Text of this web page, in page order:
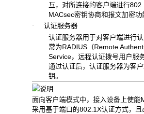
互，对所连接的客户端进行
MACsec密钥协商和报文加密功
· 认证服务器
认证服务器用于对客户端进行
常为RADIUS（Remote
Service，远程认证拨号用户服
通过认证后，认证服务器为客
钥。
面向客户端模式中，接入设备上使能
采用基于端口的802.1X认证方式，